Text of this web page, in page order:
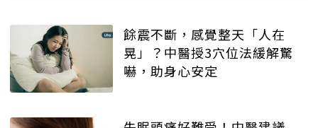
餘震不斷，感覺整天「人在
晃」？中醫授3穴位法緩解驚
嚇，助身心安定